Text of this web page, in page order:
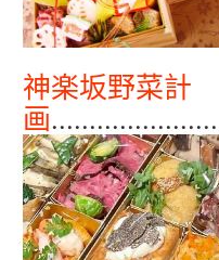
神楽坂野菜計
画